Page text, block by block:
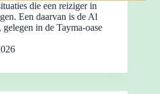
die een reiziger in
Een daarvan is de Al
in de Tayma-oase